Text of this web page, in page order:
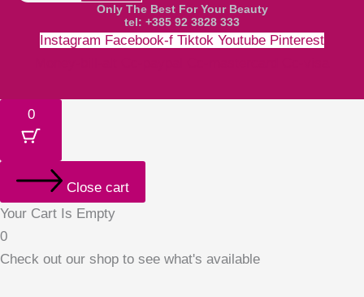
Only The Best For Your Beauty
tel: +385 92 3828 333
Instagram Facebook-f Tiktok Youtube Pinterest
0
Close cart
Your Cart Is Empty
0
Check out our shop to see what's available